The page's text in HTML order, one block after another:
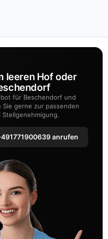
leeren Hof oder
für Beschendorf und
Sie gerne zur passenden
anrufen